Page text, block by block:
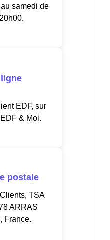
samedi de
ligne
EDF, sur
EDF & Moi.
postale
TSA
ARRAS
France.